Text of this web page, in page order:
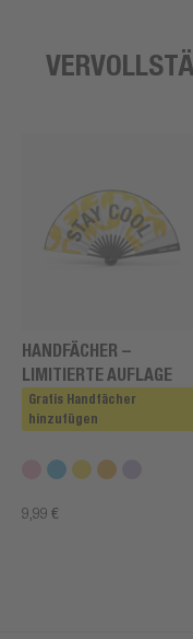
HANDFÄCHER –
LIMITIERTE AUFLAGE
Gratis Handfächer
hinzufügen
9,99 €